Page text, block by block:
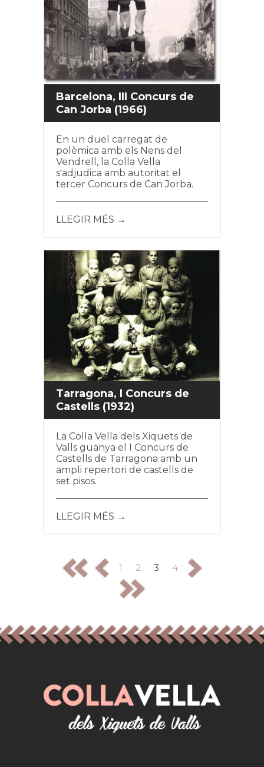
Barcelona, III Concurs de
Can Jorba (1966)
En un duel carregat de
polèmica amb els Nens del
Vendrell, la Colla Vella
s'adjudica amb autoritat el
tercer Concurs de Can Jorba.
LLEGIR MÉS →
Tarragona, I Concurs de
Castells (1932)
La Colla Vella dels Xiquets de
Valls guanya el I Concurs de
Castells de Tarragona amb un
ampli repertori de castells de
set pisos.
LLEGIR MÉS →
1 2 3 4